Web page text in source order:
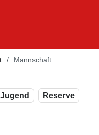
Mannschaft
Jugend Reserve